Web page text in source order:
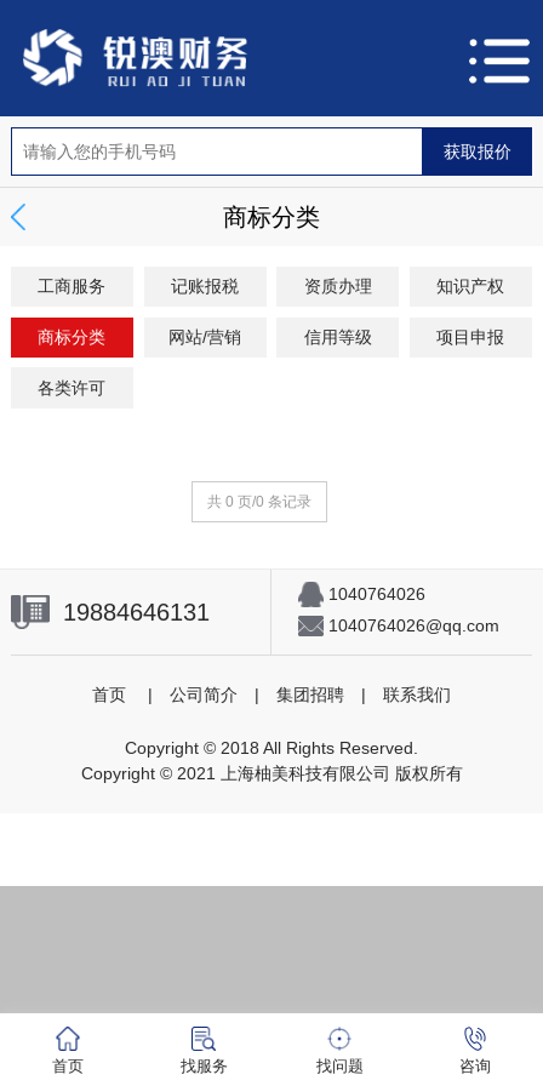
商标分类
工商服务 记账报税 资质办理 知识产权
商标分类 网站/营销 信用等级 项目申报
各类许可
共 0 页/0 条记录
19884646131
1040764026
1040764026@qq.com
首页 | 公司简介 | 集团招聘 | 联系我们
Copyright © 2018 All Rights Reserved.
Copyright © 2021 上海柚美科技有限公司 版权所有
首页 找服务 找问题 咨询